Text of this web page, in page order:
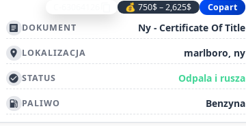
💰 750$ – 2,625$ Copart
article DOKUMENT Ny - Certificate Of Title
location_on LOKALIZACJA marlboro, ny
check_circle STATUS Odpala i rusza
local_gas_station PALIWO Benzyna